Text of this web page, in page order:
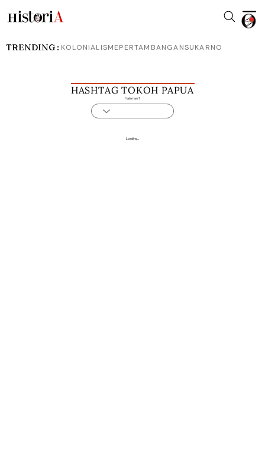
HASHTAG TOKOH PAPUA
Halaman 1
Loading...
TRENDING : KOLONIALISMEPERTAMBANGANSUKARNO